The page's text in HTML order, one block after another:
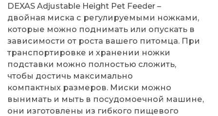
DEXAS Adjustable Height Pet Feeder –
двойная миска с регулируемыми ножками,
которые можно поднимать или опускать в
зависимости от роста вашего питомца. При
транспортировке и хранении ножки
подставки можно полностью сложить,
чтобы достичь максимально
компактных размеров. Миски можно
вынимать и мыть в посудомоечной машине,
они изготовлены из гибкого пищевого